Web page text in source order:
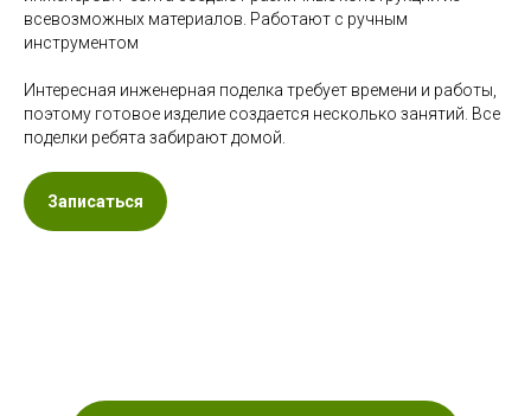
всевозможных материалов. Работают с ручным
инструментом
Интересная инженерная поделка требует времени и работы,
поэтому готовое изделие создается несколько занятий. Все
поделки ребята забирают домой.
Записаться